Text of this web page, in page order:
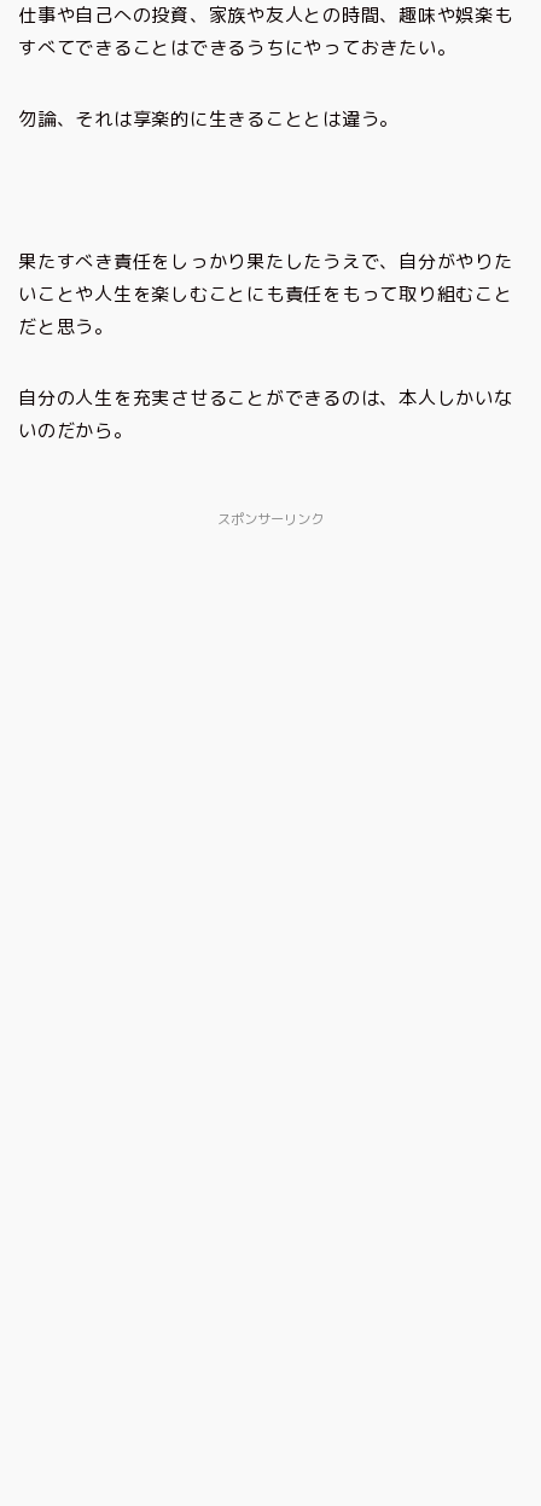
仕事や自己への投資、家族や友人との時間、趣味や娯楽も
すべてできることはできるうちにやっておきたい。
勿論、それは享楽的に生きることとは違う。
果たすべき責任をしっかり果たしたうえで、自分がやりた
いことや人生を楽しむことにも責任をもって取り組むこと
だと思う。
自分の人生を充実させることができるのは、本人しかいな
いのだから。
スポンサーリンク